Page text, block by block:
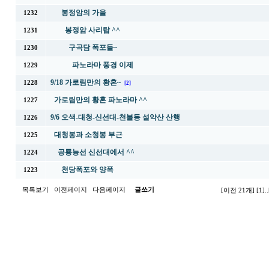
1232 봉정암의 가을
1231 봉정암 사리탑 ^^
1230 구곡담 폭포들~
1229 파노라마 풍경 이제
1228 9/18 가로림만의 황혼~ [2]
1227 가로림만의 황혼 파노라마 ^^
1226 9/6 오색-대청-신선대-천불동 설악산 산행
1225 대청봉과 소청봉 부근
1224 공룡능선 신선대에서 ^^
1223 천당폭포와 양폭
목록보기 이전페이지 다음페이지 글쓰기 [이전 21개] [1]